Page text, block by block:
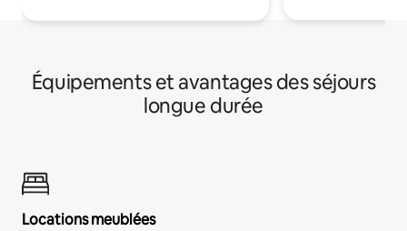
Équipements et avantages des séjours
longue durée
Locations meublées